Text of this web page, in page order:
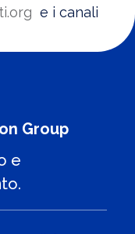
e i canali
Group
e